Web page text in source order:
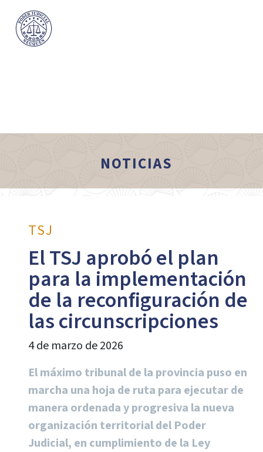
NOTICIAS
TSJ
El TSJ aprobó el plan
para la implementación
de la reconfiguración de
las circunscripciones
4 de marzo de 2026
El máximo tribunal de la provincia puso en
marcha una hoja de ruta para ejecutar de
manera ordenada y progresiva la nueva
organización territorial del Poder
Judicial, en cumplimiento de la Ley